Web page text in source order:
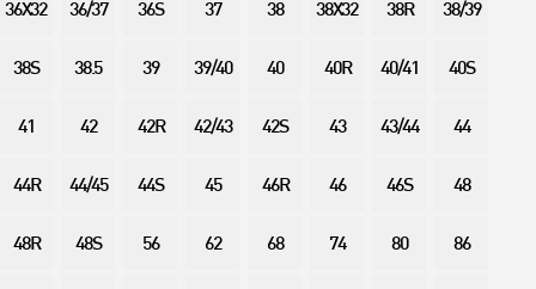
36X32 36/37 36S 37 38 38X32 38R 38/39
38S 38.5 39 39/40 40 40R 40/41 40S
41 42 42R 42/43 42S 43 43/44 44
44R 44/45 44S 45 46R 46 46S 48
48R 48S 56 62 68 74 80 86